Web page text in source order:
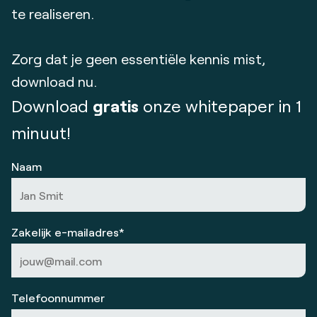
te realiseren.
Zorg dat je geen essentiële kennis mist,
download nu.
Download gratis onze whitepaper in 1
minuut!
Naam
Zakelijk e-mailadres*
Telefoonnummer